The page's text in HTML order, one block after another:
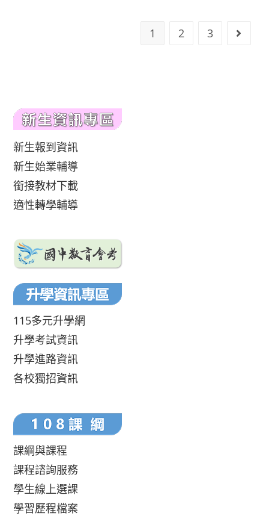
1 2 3 Go to
新生報到資訊
新生始業輔導
銜接教材下載
適性轉學輔導
115多元升學網
升學考試資訊
升學進路資訊
各校獨招資訊
課綱與課程
課程諮詢服務
學生線上選課
學習歷程檔案